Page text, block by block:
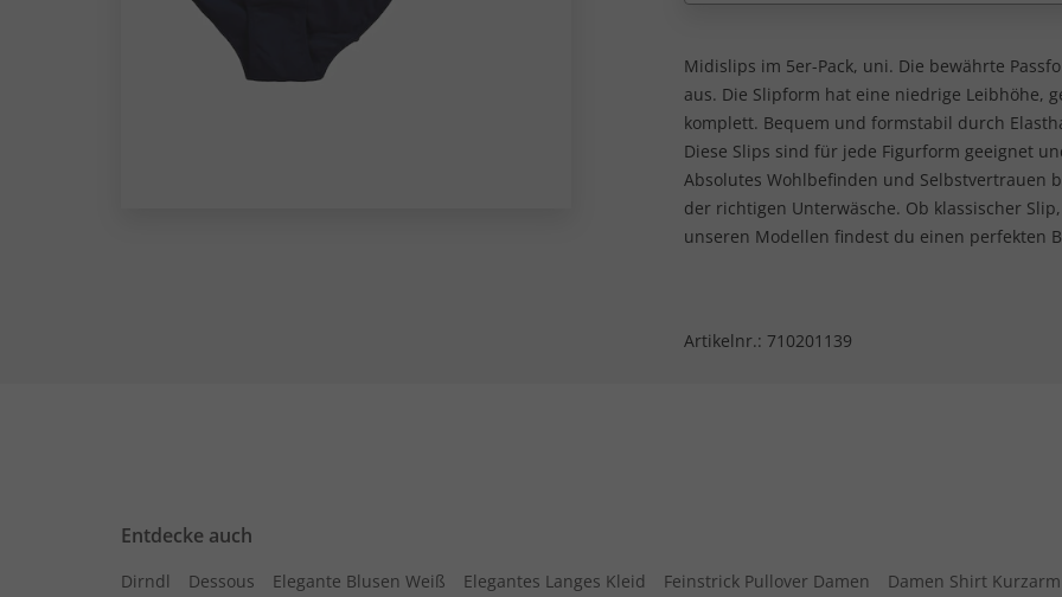
Midislips im 5er-Pack, uni. Die bewährte
aus. Die Slipform hat eine niedrige Leibhöhe,
komplett. Bequem und formstabil durch
Diese Slips sind für jede Figurform geeignet
Absolutes Wohlbefinden und Selbstvertrauen
der richtigen Unterwäsche. Ob klassischer
unseren Modellen findest du einen perfekten
Artikelnr.: 710201139
Entdecke auch
Dirndl Dessous Elegante Blusen Weiß Elegantes Langes Kleid Feinstrick Pullover Damen
Damen Shirt Kurzarm